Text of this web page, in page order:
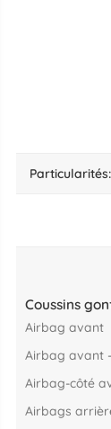
particularités:
Coussins
Airbag avant
Airbag avant
Airbag-côté
Airbags